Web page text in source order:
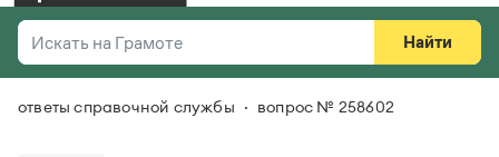
Искать на Грамоте
Справочная служба
Найти
Везде
ответы справочной службы вопрос № 258602